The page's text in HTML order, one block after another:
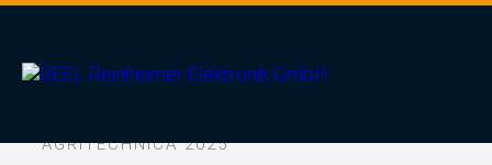
Danke für Ihren Besuch auf
AGRITECHNICA 2025